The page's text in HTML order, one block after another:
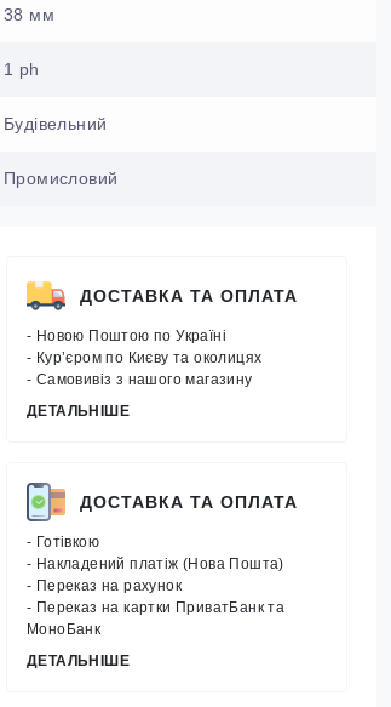
38 мм
1 ph
Будівельний
Промисловий
ДОСТАВКА ТА ОПЛАТА
- Новою Поштою по Україні
- Кур’єром по Києву та околицях
- Самовивіз з нашого магазину
ДЕТАЛЬНІШЕ
ДОСТАВКА ТА ОПЛАТА
- Готівкою
- Накладений платіж (Нова Пошта)
- Переказ на рахунок
- Переказ на картки ПриватБанк та
МоноБанк
ДЕТАЛЬНІШЕ